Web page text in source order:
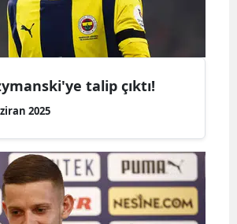
talip çıktı!
2025